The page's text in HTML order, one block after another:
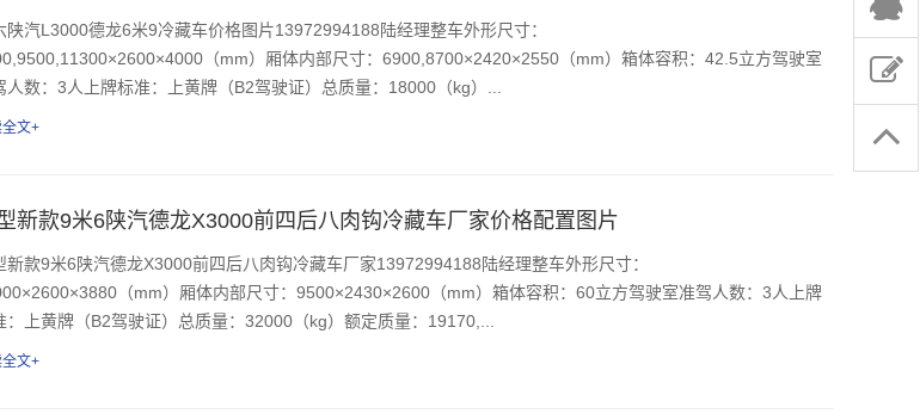
陕汽L3000德龙6米9冷藏车价格图片13972994188陆经理整车外形尺寸：
（mm）厢体内部尺寸：6900,8700×2420×2550（mm）箱体容积：42.5立方驾驶室
人数：3人上牌标准：上黄牌（B2驾驶证）总质量：18000（kg）...
全文+
新款9米6陕汽德龙X3000前四后八肉钩冷藏车厂家价格配置图片
新款9米6陕汽德龙X3000前四后八肉钩冷藏车厂家13972994188陆经理整车外形尺寸：
（mm）厢体内部尺寸：9500×2430×2600（mm）箱体容积：60立方驾驶室准驾人数：3人上牌
：上黄牌（B2驾驶证）总质量：32000（kg）额定质量：19170,...
全文+